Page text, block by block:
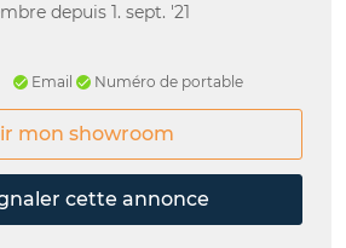
depuis 1. sept. '21
Email Numéro de portable
mon showroom
cette annonce